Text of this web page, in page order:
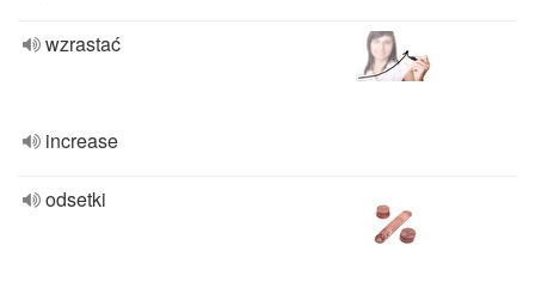
wzrastać
increase
odsetki